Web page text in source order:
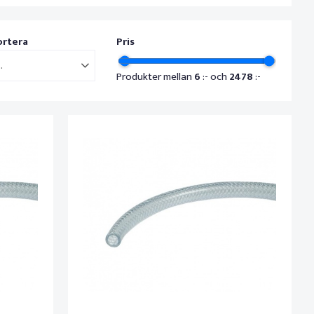
Pris
Produkter mellan 6:- och 2478:-